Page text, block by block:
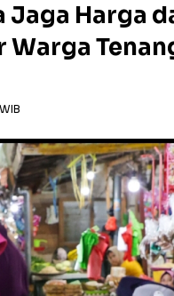
Jaga Harga
Warga